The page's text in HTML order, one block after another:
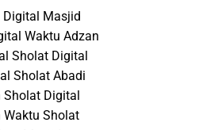
Masjid
Waktu Adzan
Sholat Digital
Sholat Abadi
Digital
Sholat